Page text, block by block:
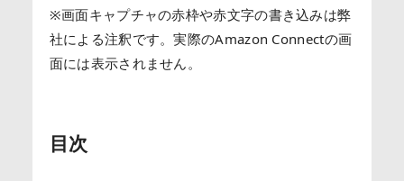
※画面キャプチャの赤枠や赤文字の書き込みは弊
社による注釈です。実際のAmazon Connectの画
面には表示されません。
目次